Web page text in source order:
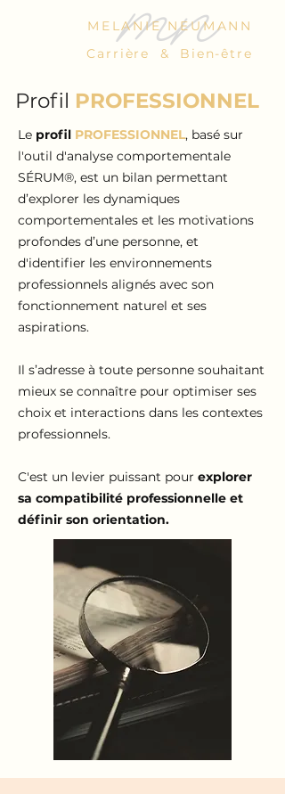
MELANIE NEUMANN
Carrière & Bien-être
Profil PROFESSIONNEL
Le profil PROFESSIONNEL, basé sur
l'outil d'analyse comportementale
SÉRUM®, est un bilan permettant
d’explorer les dynamiques
comportementales et les motivations
profondes d’une personne, et
d'identifier les environnements
professionnels alignés avec son
fonctionnement naturel et ses
aspirations.
Il s’adresse à toute personne souhaitant
mieux se connaître pour optimiser ses
choix et interactions dans les contextes
professionnels.
C'est un levier puissant pour explorer
sa compatibilité professionnelle et
définir son orientation.